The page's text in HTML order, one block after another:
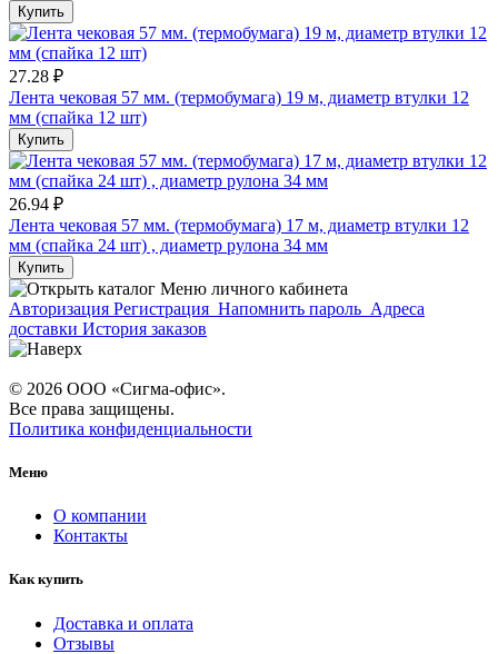
Купить
27.28 ₽
Лента чековая 57 мм. (термобумага) 19 м, диаметр втулки 12
мм (спайка 12 шт)
Купить
26.94 ₽
Лента чековая 57 мм. (термобумага) 17 м, диаметр втулки 12
мм (спайка 24 шт) , диаметр рулона 34 мм
Купить
Меню личного кабинета
Авторизация Регистрация Напомнить пароль Адреса
доставки История заказов
© 2026 ООО «Сигма-офис».
Все права защищены.
Политика конфиденциальности
Меню
О компании
Контакты
Как купить
Доставка и оплата
Отзывы